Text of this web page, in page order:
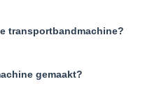
transportbandmachine?
gemaakt?